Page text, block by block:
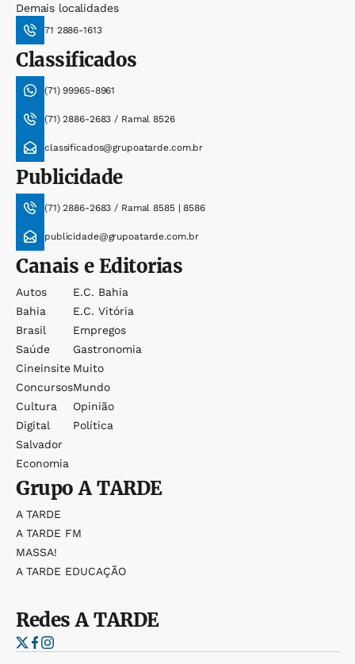
Demais localidades
71 2886-1613
Classificados
(71) 99965-8961
(71) 2886-2683 / Ramal 8526
classificados@grupoatarde.com.br
Publicidade
(71) 2886-2683 / Ramal 8585 | 8586
publicidade@grupoatarde.com.br
Canais e Editorias
Autos
Bahia
Brasil
Saúde
Cineinsite
Concursos
Cultura
Digital
Salvador
Economia
E.c. Bahia
E.c. Vitória
Empregos
Gastronomia
Muito
Mundo
Opinião
Política
GrupoA TARDE
A TARDE
A TARDE FM
MASSA!
A TARDE EDUCAÇÃO
RedesA TARDE